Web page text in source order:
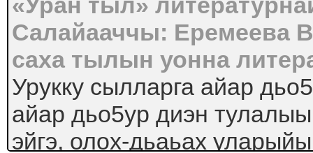
Салайааччы: Еремеева
саха тылын уонна
Урукку сылларга айар
айар дьо5ур диэн
эйгэ, олох-дьаьах